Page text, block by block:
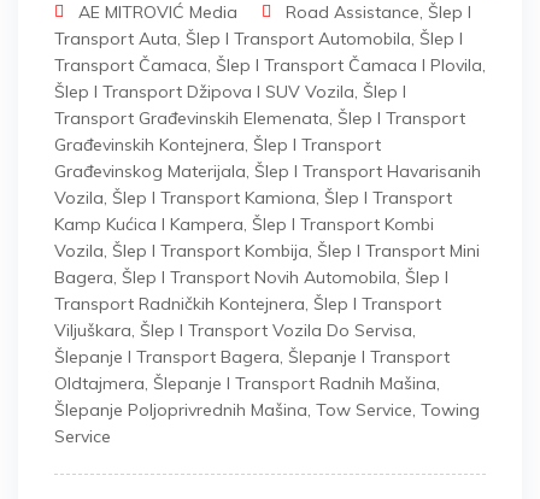
AE MITROVIĆ Media Road Assistance, Šlep I
Transport Auta, Šlep I Transport Automobila, Šlep I
Transport Čamaca, Šlep I Transport Čamaca I Plovila,
Šlep I Transport Džipova I SUV Vozila, Šlep I
Transport Građevinskih Elemenata, Šlep I Transport
Građevinskih Kontejnera, Šlep I Transport
Građevinskog Materijala, Šlep I Transport Havarisanih
Vozila, Šlep I Transport Kamiona, Šlep I Transport
Kamp Kućica I Kampera, Šlep I Transport Kombi
Vozila, Šlep I Transport Kombija, Šlep I Transport Mini
Bagera, Šlep I Transport Novih Automobila, Šlep I
Transport Radničkih Kontejnera, Šlep I Transport
Viljuškara, Šlep I Transport Vozila Do Servisa,
Šlepanje I Transport Bagera, Šlepanje I Transport
Oldtajmera, Šlepanje I Transport Radnih Mašina,
Šlepanje Poljoprivrednih Mašina, Tow Service, Towing
Service